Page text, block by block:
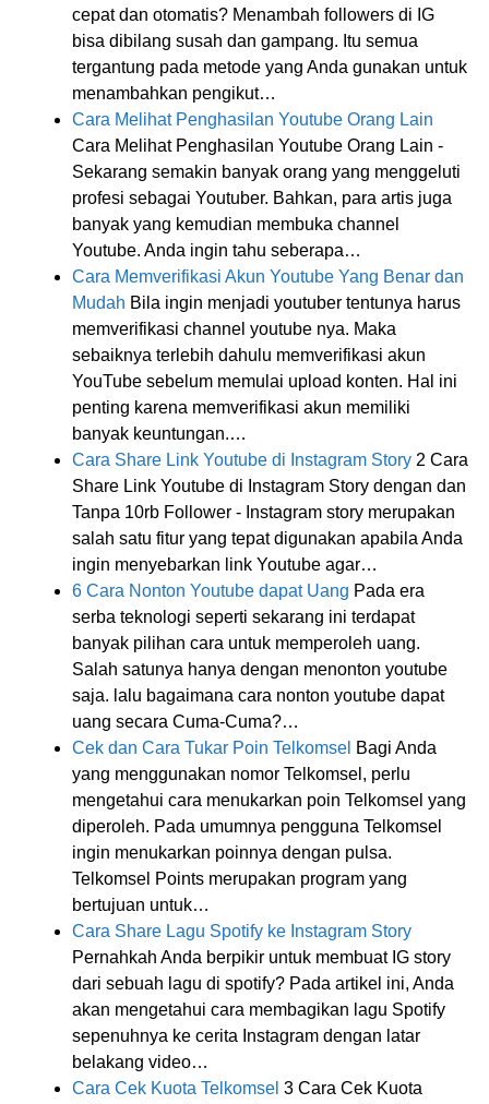
cepat dan otomatis? Menambah followers di IG
bisa dibilang susah dan gampang. Itu semua
tergantung pada metode yang Anda gunakan untuk
menambahkan pengikut…
Cara Melihat Penghasilan Youtube Orang Lain
Cara Melihat Penghasilan Youtube Orang Lain -
Sekarang semakin banyak orang yang menggeluti
profesi sebagai Youtuber. Bahkan, para artis juga
banyak yang kemudian membuka channel
Youtube. Anda ingin tahu seberapa…
Cara Memverifikasi Akun Youtube Yang Benar dan
Mudah Bila ingin menjadi youtuber tentunya harus
memverifikasi channel youtube nya. Maka
sebaiknya terlebih dahulu memverifikasi akun
YouTube sebelum memulai upload konten. Hal ini
penting karena memverifikasi akun memiliki
banyak keuntungan.…
Cara Share Link Youtube di Instagram Story 2 Cara
Share Link Youtube di Instagram Story dengan dan
Tanpa 10rb Follower - Instagram story merupakan
salah satu fitur yang tepat digunakan apabila Anda
ingin menyebarkan link Youtube agar…
6 Cara Nonton Youtube dapat Uang Pada era
serba teknologi seperti sekarang ini terdapat
banyak pilihan cara untuk memperoleh uang.
Salah satunya hanya dengan menonton youtube
saja. lalu bagaimana cara nonton youtube dapat
uang secara Cuma-Cuma?…
Cek dan Cara Tukar Poin Telkomsel Bagi Anda
yang menggunakan nomor Telkomsel, perlu
mengetahui cara menukarkan poin Telkomsel yang
diperoleh. Pada umumnya pengguna Telkomsel
ingin menukarkan poinnya dengan pulsa.
Telkomsel Points merupakan program yang
bertujuan untuk…
Cara Share Lagu Spotify ke Instagram Story
Pernahkah Anda berpikir untuk membuat IG story
dari sebuah lagu di spotify? Pada artikel ini, Anda
akan mengetahui cara membagikan lagu Spotify
sepenuhnya ke cerita Instagram dengan latar
belakang video…
Cara Cek Kuota Telkomsel 3 Cara Cek Kuota